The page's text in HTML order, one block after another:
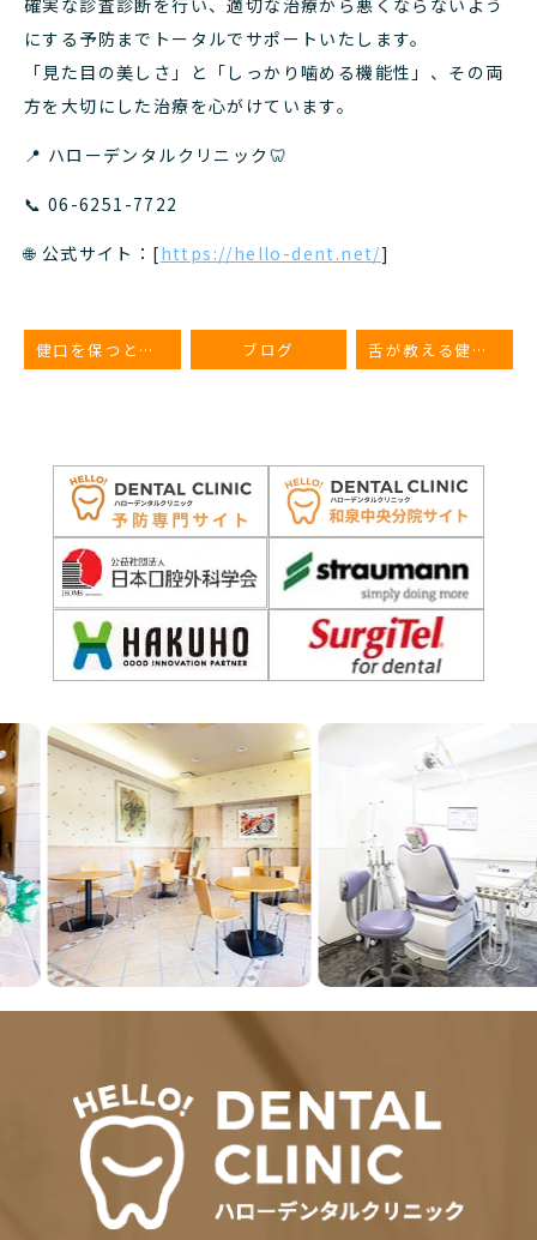
確実な診査診断を行い、適切な治療から悪くならないよう
にする予防までトータルでサポートいたします。
「見た目の美しさ」と「しっかり噛める機能性」、その両
方を大切にした治療を心がけています。
📍 ハローデンタルクリニック 🦷
📞 06-6251-7722
🌐 公式サイト：[https://hello-dent.net/]
健口を保つと得られる主なメリットについて ブログ 舌が教える健康サイン
Previous